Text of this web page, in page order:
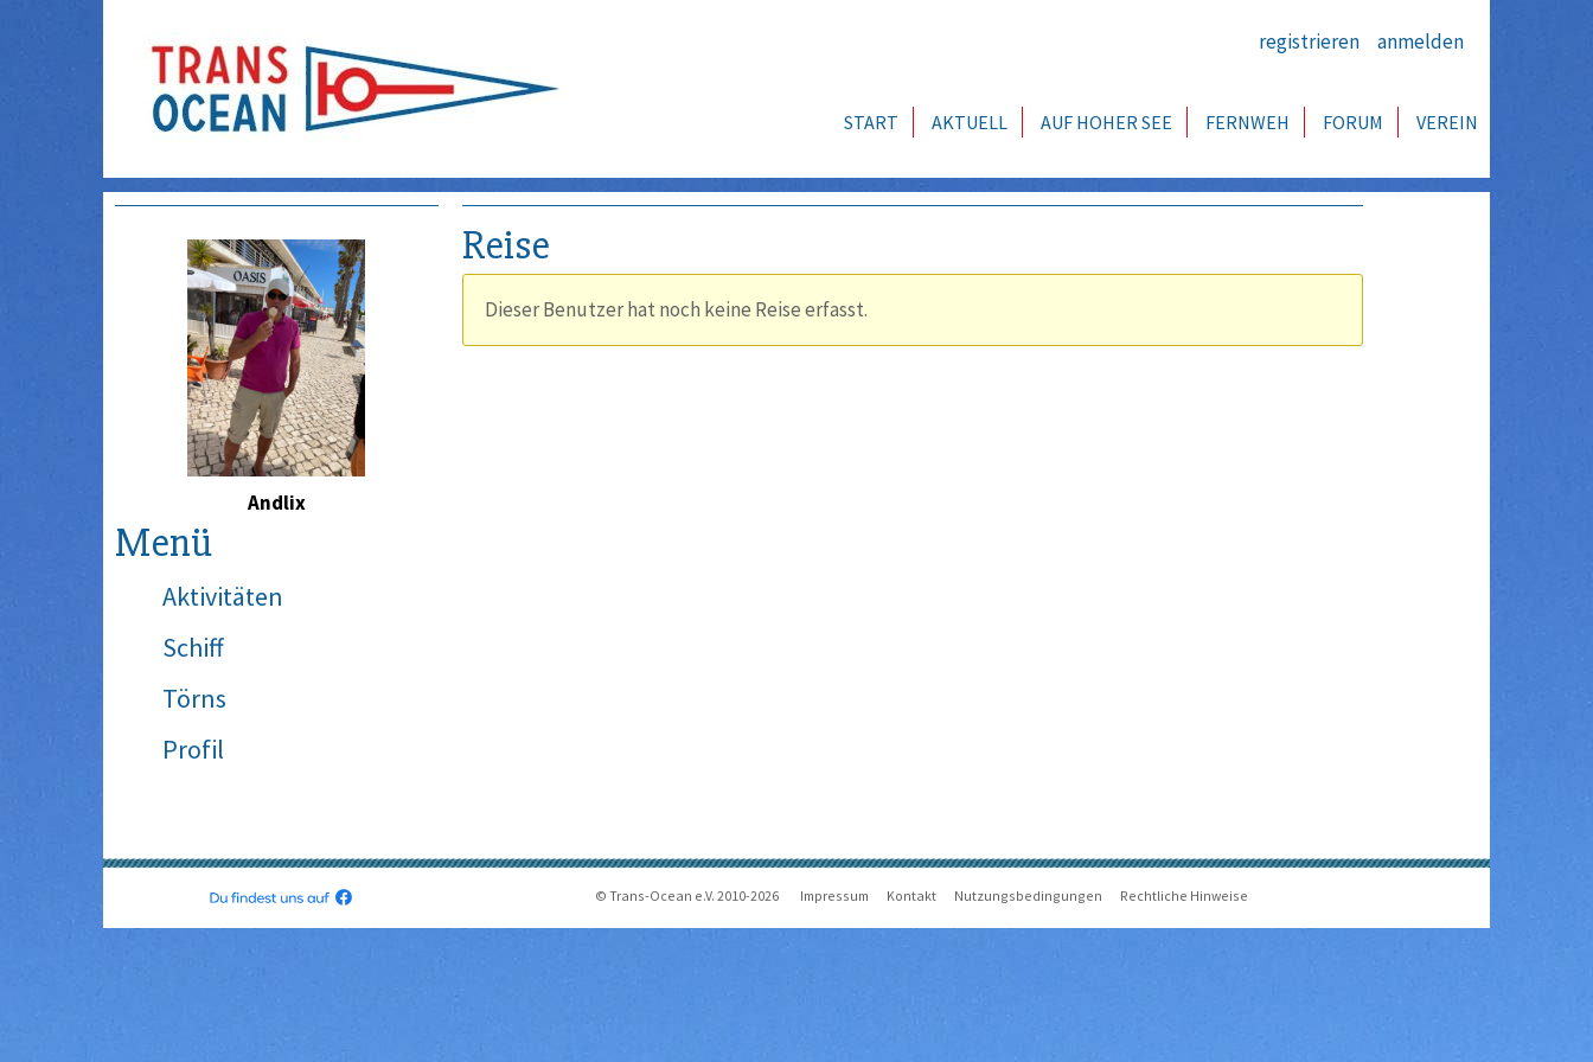
registrieren anmelden
START AKTUELL AUF HOHER SEE FERNWEH FORUM VEREIN
Andlix
Menü
Aktivitäten
Schiff
Törns
Profil
Reise
Dieser Benutzer hat noch keine Reise erfasst.
© Trans-Ocean e.V. 2010-2026 Impressum Kontakt Nutzungsbedingungen Rechtliche Hinweise